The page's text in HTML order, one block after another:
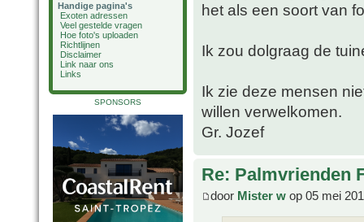
Handige pagina's
Exoten adressen
Veel gestelde vragen
Hoe foto's uploaden
Richtlijnen
Disclaimer
Link naar ons
Links
SPONSORS
het als een soort van
Ik zou dolgraag de
Ik zie deze mensen
willen verwelkomen.
Gr. Jozef
Re: Palmvrienden
door Mister w op 05 mei